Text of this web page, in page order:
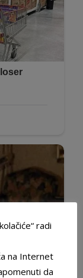
radi
na Internet
da